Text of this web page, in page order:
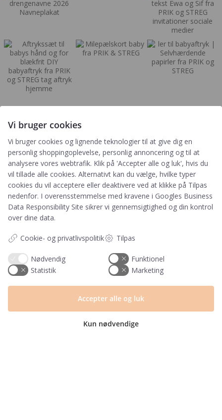
Tilmeld
Genvejen til rabatter, nyheder og nyeste gratis downloads
Ved tilmelding accepterer du, at PRIK&STREG må
opbevare dine oplysninger i henhold til
PRIK&STREGS privatlivspolitik. Du accepterer
samtidig at modtage e-mails fra PRIK&STREG. Du
kan til enhver tid afmelde disse e-mails.
Vi bruger cookies
Vi bruger cookies og lignende teknologier til at give dig en
personlig shoppingoplevelse, personlig annoncering og til at
analysere vores webtrafik. Klik på 'Accepter alle og luk', hvis du
vil tillade alle cookies. Alternativt kan du vælge, hvilke typer
cookies du vil acceptere eller deaktivere ved at klikke på Tilpas
nedenfor. I overensstemmelse med kravene i Googles Business
Data Responsibility Site sikrer vi gennemsigtighed og din kontrol
over dine data.
Cookie- og privatlivspolitik Tilpas
Nødvendig
Funktionel
Statistik
Marketing
Kun nødvendige
Accepter alle og luk